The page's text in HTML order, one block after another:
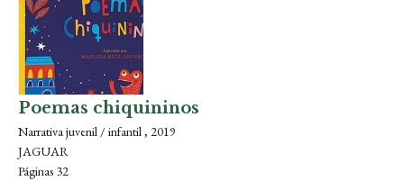
Poemas chiquininos
Narrativa juvenil / infantil , 2019
JAGUAR
Páginas 32